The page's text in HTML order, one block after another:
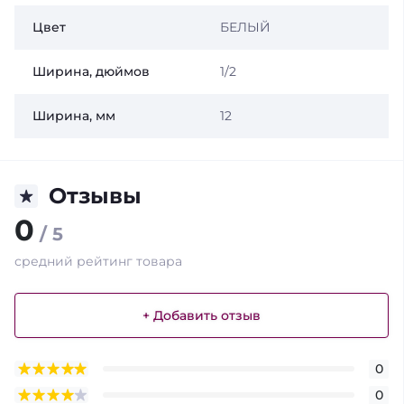
Цвет БЕЛЫЙ
Ширина, дюймов 1/2
Ширина, мм 12
Отзывы
0 / 5
средний рейтинг товара
+ Добавить отзыв
0
0